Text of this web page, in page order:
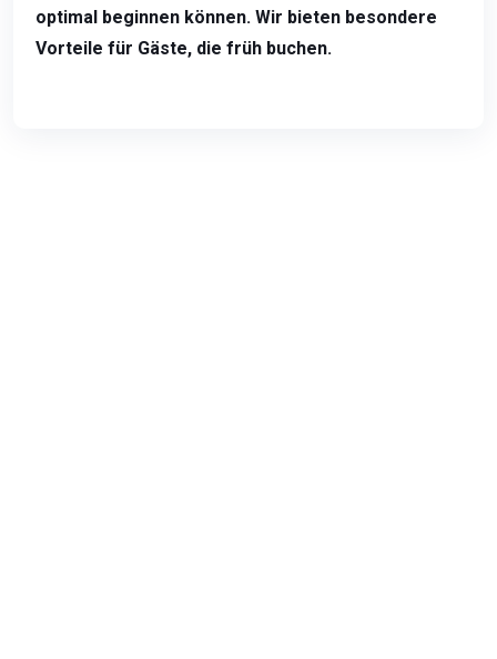
optimal beginnen können. Wir bieten besondere
Vorteile für Gäste, die früh buchen.